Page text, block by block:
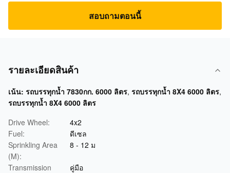
สอบถามตอนนี้
รายละเอียดสินค้า
เน้น: รถบรรทุกน้ำ 7830กก. 6000 ลิตร, รถบรรทุกน้ำ 8X4 6000 ลิตร,
รถบรรทุกน้ำ 8X4 6000 ลิตร
Drive Wheel:
4x2
Fuel:
ดีเซล
Sprinkling Area
(M):
8 - 12 ม
Transmission
คู่มือ